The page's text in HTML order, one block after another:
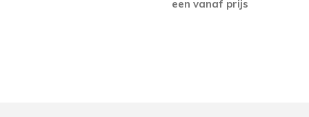
een vanaf prijs